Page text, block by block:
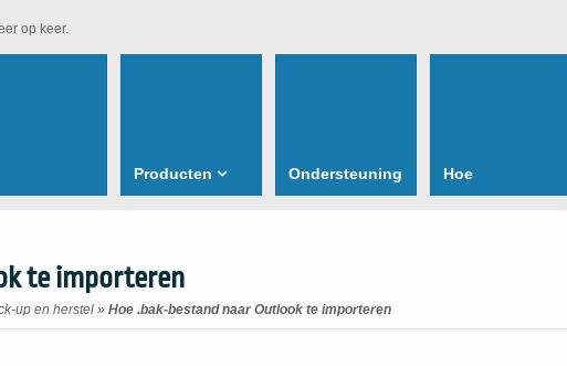
op keer.
Producten Ondersteuning Hoe
te importeren
up en herstel » Hoe .bak-bestand naar Outlook te importeren